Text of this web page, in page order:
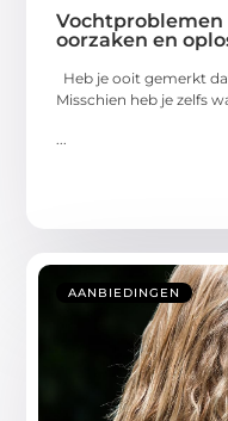
oorzaken en
Heb je ooit gemerkt
Misschien heb je zelfs
AANBIEDINGEN